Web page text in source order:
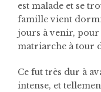
est malade et se
famille vient
jours à venir, pour
matriarche à tour
Ce fut très dur à
intense, et